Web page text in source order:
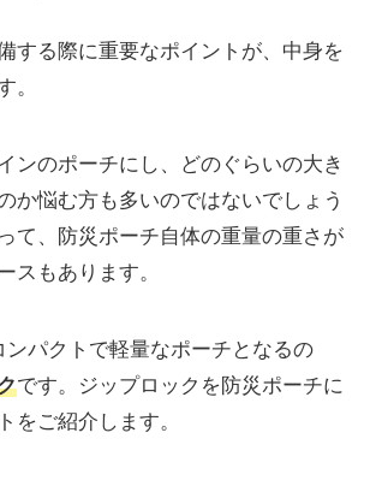
する際に重要なポイントが、中身を
。
ンのポーチにし、どのぐらいの大き
か悩む方も多いのではないでしょう
て、防災ポーチ自体の重量の重さが
スもあります。
ンパクトで軽量なポーチとなるの
です。ジップロックを防災ポーチに
をご紹介します。